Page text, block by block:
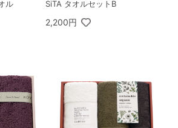
ル SiTA タオルセットB
2,200円